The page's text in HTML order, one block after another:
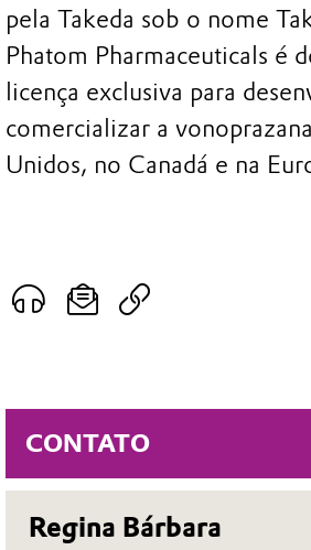
CONTATO
Regina Bárbara
pela Takeda sob o nome
Phatom Pharmaceuticals é
licença exclusiva para
comercializar a
Unidos, no Canadá e na